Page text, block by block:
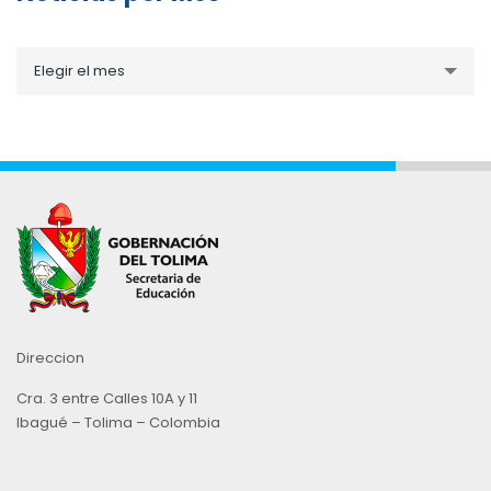
porElegir el mes
Direccion
Cra. 3 entre Calles 10A y 11
Ibagué – Tolima – Colombia